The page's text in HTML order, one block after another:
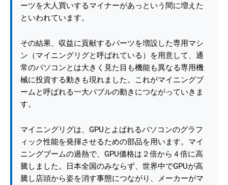
ーツを大人買いするマイナーがあっという間に増えた
といわれています。
その結果、収益に貢献するパーツを増設した専用マシ
ン（マイニングリグと呼ばれている）を用意して、通
常のパソコンとは大きく見た目も機能も異なる専用機
械に投資する動きも現れました。これがマイニングブ
ームと呼ばれる一大バブルの動きにつながっていきま
す。
マイニングリグは、GPUとよばれるパソコンのグラフ
ィック性能を発揮させるための部品を用います。マイ
ニングブームの過熱で、GPU価格は２倍から４倍に高
騰しました。日本全国のみならず、世界中でGPUが高
騰し店頭から姿を消す事態につながり、メーカーがマ